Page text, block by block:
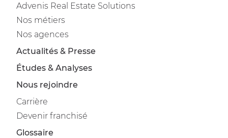
Advenis Real Estate Solutions
Nos métiers
Nos agences
Actualités & Presse
Études & Analyses
Nous rejoindre
Carrière
Devenir franchisé
Glossaire